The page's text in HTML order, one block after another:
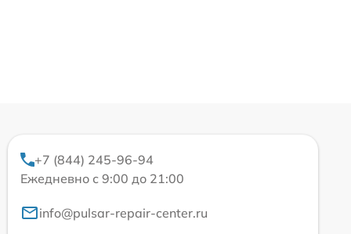
+7 (844) 245-96-94
Ежедневно с 9:00 до 21:00
info@pulsar-repair-center.ru